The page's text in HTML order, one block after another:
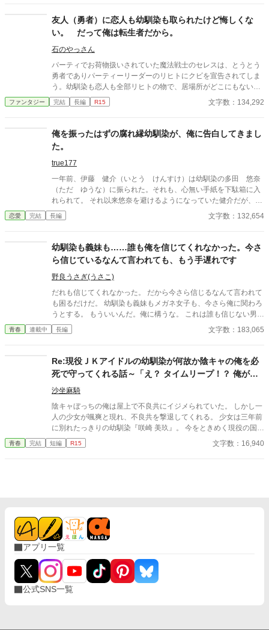
友人（勇者）に恋人も幼馴染も取られたけど悔しくな
い。 だって俺は転生者だから。
石のやっさん
パーティでお荷物扱いされていた魔法戦士のセレスは、とうとう
勇者でありパーティーリーダーのリヒトにクビを宣告されてしま
う。幼馴染も恋人も全部リヒトの物で、居場所がどこにもない状
態だった。 だが、此の状態は彼にとっては『本当の幸せ』を掴む
事に必要だった 何故なら、彼は『転生者』だから… 今度は違う切
いますが2話からは、かなり変わります。 こうご期待。
ファンタジー 完結 長編 R15 文字数：134,292
俺を振ったはずの腐れ縁幼馴染が、俺に告白してきまし
た。
true177
一年前、伊藤 健介（いとう けんすけ）は幼馴染の多田 悠奈
（ただ ゆうな）に振られた。それも、心無い手紙を下駄箱に入
れられて。 それ以来悠奈を避けるようになっていた健介だが、二
年生に進級した春になって悠奈がいきなり告白を仕掛けてきた。
これはハニートラップか、一年前の出来事を忘れてしまっている
からである。やたらと悠奈が絡んでくるようになったのだ。 彼女
の狙いは、いったい何なのだろうか……。 ※小説家になろう、ハ
ーメルンにも同一作品を投稿しています。 ※内部進行完結済みで
す。毎日連載です。
恋愛 完結 長編 文字数：132,654
幼馴染も義妹も……誰も俺を信じてくれなかった。今さ
ら信じているなんて言われても、もう手遅れです
野良うさぎ(うさこ)
だれも信じてくれなかった。 だから今さら信じるなんて言われて
も困るだけだ。 幼馴染も義妹もメガネ女子も、今さら俺に関わろ
うとする。 もういいんだ。俺に構うな。 これは誰も信じない男が
繰り広げる恋愛物語
青春 連載中 長編 文字数：183,065
Re:現役ＪＫアイドルの幼馴染が何故か陰キャの俺を必
死で守ってくれる話～「え？ タイムリープ！？ 俺が１
０日後に死ぬってマジっすか！？」
沙坐麻騎
陰キャぼっちの俺は屋上で不良共にイジメられていた。 しかし一
人の少女が颯爽と現れ、不良共を撃退してくれる。 少女は三年前
に別れたっきりの幼馴染『咲崎 美玖』。 今をときめく現役の国民
的JKアイドルだ。 再会した美玖は俺に向けて、いきなりこう告げ
る。 「――キミ、あと10日後に死んじゃうんだよ」 っと……。
青春 完結 短編 R15 文字数：16,940
アプリ一覧
公式SNS一覧